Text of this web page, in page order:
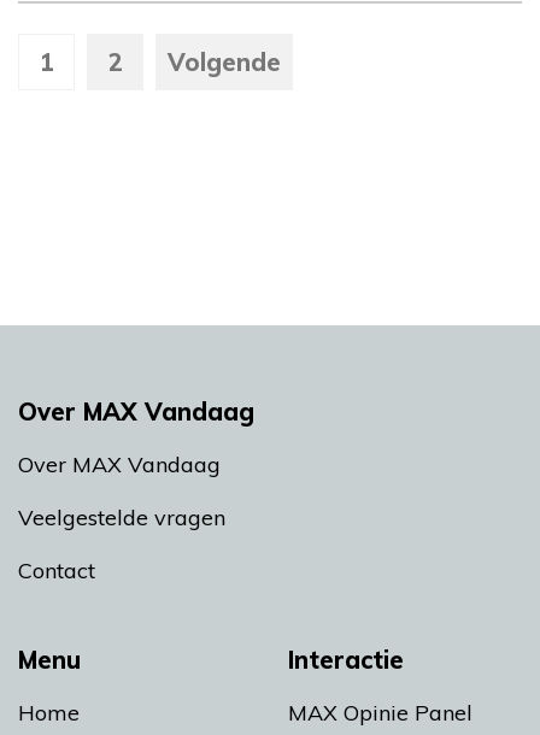
1 2 Volgende
Menu
Home
Interactie
MAX Opinie Panel
Over MAX Vandaag
Over MAX Vandaag
Veelgestelde vragen
Contact